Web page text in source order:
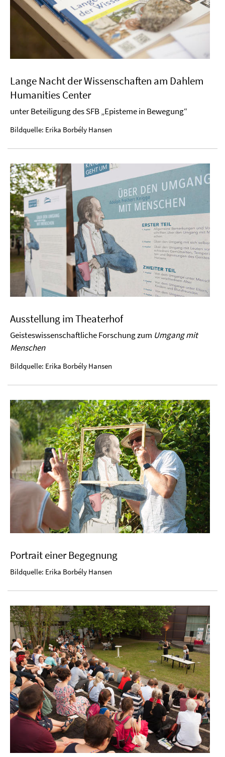
Lange Nacht der Wissenschaften am Dahlem
Humanities Center
unter Beteiligung des SFB „Episteme in Bewegung“
Bildquelle: Erika Borbély Hansen
Ausstellung im Theaterhof
Geisteswissenschaftliche Forschung zum Umgang mit
Menschen
Bildquelle: Erika Borbély Hansen
Portrait einer Begegnung
Bildquelle: Erika Borbély Hansen